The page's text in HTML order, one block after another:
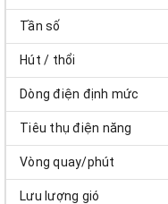
Tần số
Hút / thổi
Dòng điện định mức
Tiêu thụ điện năng
Vòng quay/phút
Lưu lượng gió